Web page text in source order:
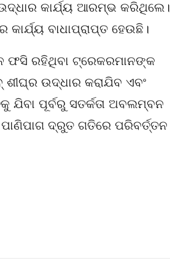
ଉଦ୍ଧାର କାର୍ଯ୍ୟ ଆରମ୍ଭ କରିଥିଲେ।
ବାଧାପ୍ରାପ୍ତ ହେଉଛି।
ଫସି ରହିଥିବା ଟ୍ରେକରମାନଙ୍କ
ଉଦ୍ଧାର କରାଯିବ ଏବଂ
ପୂର୍ବରୁ ସତର୍କତା ଅବଲମ୍ବନ
ଦ୍ରୁତ ଗତିରେ ପରିବର୍ତ୍ତନ